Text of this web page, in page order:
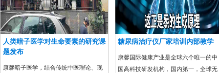
人类暗子医学对生命要素的研究课
题发布
康馨暗子医学，结合传统中医理论、现
糖尿病治疗仪厂家培训内部教学
康馨国际健康产业是全球六个唯一的中
国高科技研发机构，国内第一，全球无